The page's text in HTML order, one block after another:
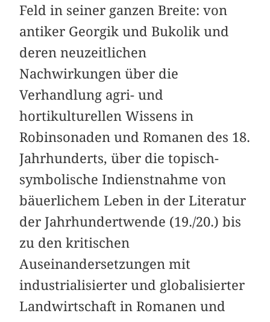
Feld in seiner ganzen Breite: von
antiker Georgik und Bukolik und
deren neuzeitlichen
Nachwirkungen über die
Verhandlung agri- und
hortikulturellen Wissens in
Robinsonaden und Romanen des 18.
Jahrhunderts, über die topisch-
symbolische Indienstnahme von
bäuerlichem Leben in der Literatur
der Jahrhundertwende (19./20.) bis
zu den kritischen
Auseinandersetzungen mit
industrialisierter und globalisierter
Landwirtschaft in Romanen und